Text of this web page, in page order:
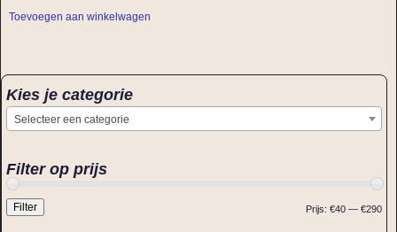
Toevoegen aan winkelwagen
Kies je categorie
Selecteer een categorie
Filter op prijs
Filter Prijs: €40 — €290